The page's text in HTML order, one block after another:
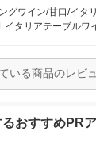
グワイン/甘口/イタ
イタリアテーブルワ
いる商品のレビ
おすすめPR